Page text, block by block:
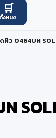
🛒
ทั้งหมด
ผิว 0464UN